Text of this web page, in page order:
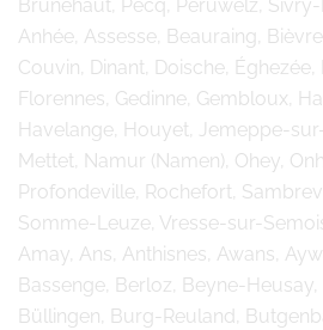
Brunehaut, Pecq, Péruwelz, Sivry-
Anhée, Assesse, Beauraing,
Couvin, Dinant, Doische,
Florennes, Gedinne, Gembloux,
Havelange, Houyet, Jemeppe-
Mettet, Namur (Namen), Ohey,
Profondeville, Rochefort,
Somme-Leuze, Vresse-sur-
Amay, Ans, Anthisnes, Awans,
Bassenge, Berloz, Beyne-Heusay,
Büllingen, Burg-Reuland,